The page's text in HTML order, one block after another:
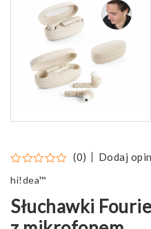
(0) Dodaj
hi!dea™
Słuchawki